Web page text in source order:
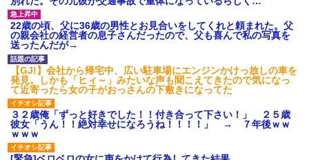
ル薔薇色ひこう疹」という症状だと言われた
ワイアラサー主婦、昨晩久しぶりに夫と致した結果ｗｗｗｗｗ
同じマンションに住んでる女性が鍵をわかりやすいところに隠し
ている事に気づいた俺「忍びこんでみよう！」→ 結果
【悲報】姉と入浴中に大きくなってしまった結果ｗｗｗｗｗｗｗ
ｗ
22歳の頃、父に36歳の男性とお見合いをしてくれと頼まれた。父
の親会社の経営者の息子さんだったので、父も喜んで私の写真を
送ったんだが→
【GJ!】会社から帰宅中、広い駐車場にエンジンかけっ放しの車を
発見。しかも「ヒィ～」みたいな声も聞こえてきたので気になっ
て近寄ったら女の子がおっさんの下敷きになってた
３２歳俺「ずっと好きでした！！付き合って下さい！」 ２５歳
彼女「うん！！絶対幸せになろうね！！！！」 → ７年後ｗｗ
ｗｗｗ